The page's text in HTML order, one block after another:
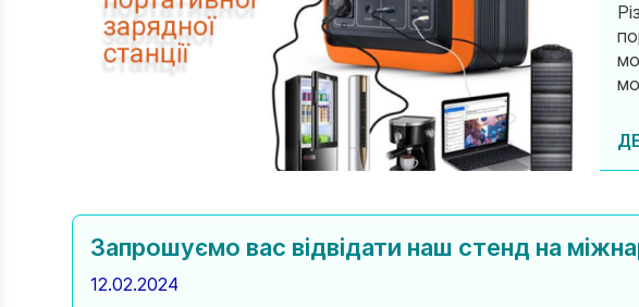
Запрошуємо вас відвідати наш стенд на
12.02.2024